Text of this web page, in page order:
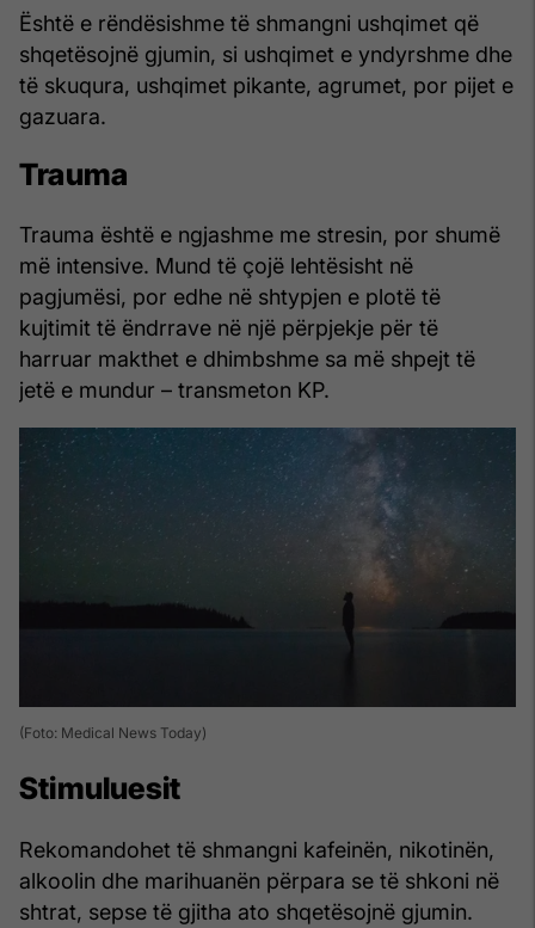
Është e rëndësishme të shmangni ushqimet që
shqetësojnë gjumin, si ushqimet e yndyrshme dhe
të skuqura, ushqimet pikante, agrumet, por pijet e
gazuara.
Trauma
Trauma është e ngjashme me stresin, por shumë
më intensive. Mund të çojë lehtësisht në
pagjumësi, por edhe në shtypjen e plotë të
kujtimit të ëndrrave në një përpjekje për të
harruar makthet e dhimbshme sa më shpejt të
jetë e mundur – transmeton KP.
(Foto: Medical News Today)
Stimuluesit
Rekomandohet të shmangni kafeinën, nikotinën,
alkoolin dhe marihuanën përpara se të shkoni në
shtrat, sepse të gjitha ato shqetësojnë gjumin.